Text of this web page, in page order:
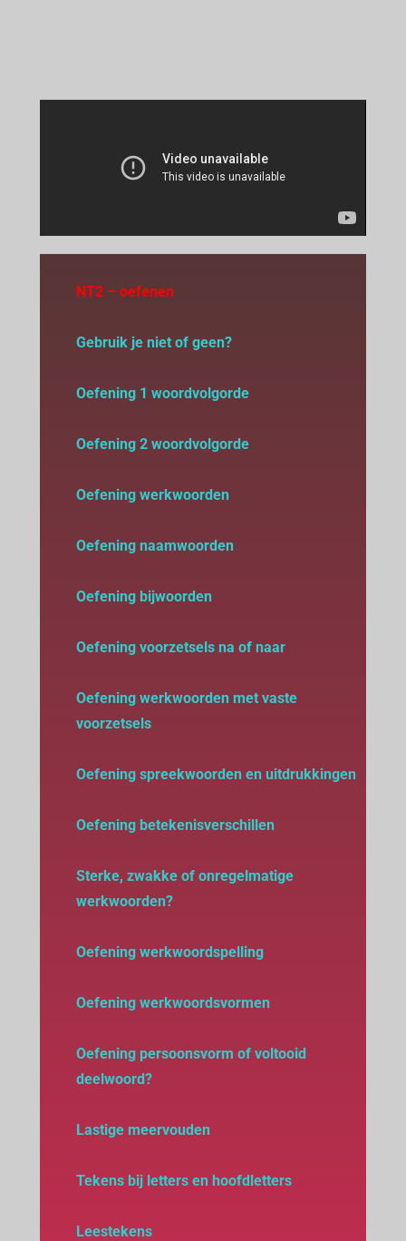
NT2 – oefenen
Gebruik je niet of geen?
Oefening 1 woordvolgorde
Oefening 2 woordvolgorde
Oefening werkwoorden
Oefening naamwoorden
Oefening bijwoorden
Oefening voorzetsels na of naar
Oefening werkwoorden met vaste
voorzetsels
Oefening spreekwoorden en uitdrukkingen
Oefening betekenisverschillen
Sterke, zwakke of onregelmatige
werkwoorden?
Oefening werkwoordspelling
Oefening werkwoordsvormen
Oefening persoonsvorm of voltooid
deelwoord?
Lastige meervouden
Tekens bij letters en hoofdletters
Leestekens